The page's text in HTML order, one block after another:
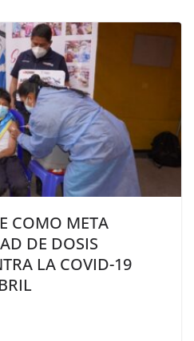
COMO META
DE DOSIS
LA COVID-19